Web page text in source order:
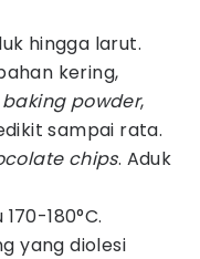
hingga larut.
kering,
baking powder,
sampai rata.
chips. Aduk
180°C.
yang diolesi